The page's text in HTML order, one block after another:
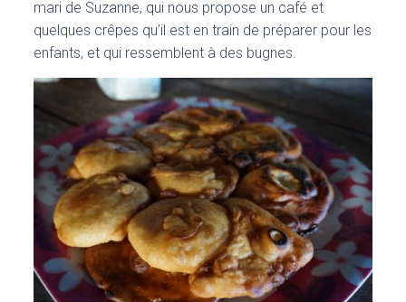
mari de Suzanne, qui nous propose un café et
quelques crêpes qu’il est en train de préparer pour les
enfants, et qui ressemblent à des bugnes.